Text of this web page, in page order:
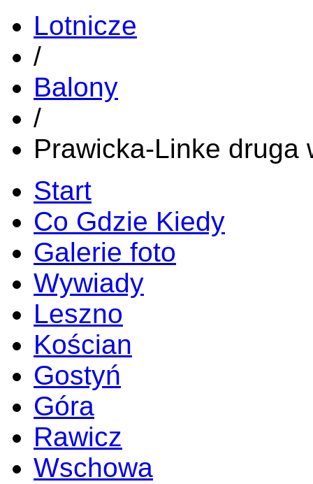
Lotnicze
/
Balony
/
Prawicka-Linke druga
Start
Co Gdzie Kiedy
Galerie foto
Wywiady
Leszno
Kościan
Gostyń
Góra
Rawicz
Wschowa